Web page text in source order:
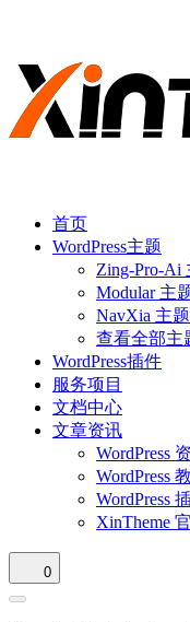
首页
WordPress主题
Zing-Pro-Ai
Modular 主
NavXia 主题
查看全部主
WordPress插件
服务项目
文档中心
文章资讯
WordPress
WordPress
WordPress
XinTheme
0